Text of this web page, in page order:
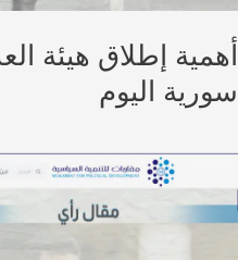
إطلاق هيئة
اليوم